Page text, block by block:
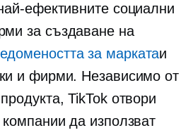
ефективните социални
за създаване на
за маркатаи
и фирми. Независимо от
TikTok отвори
да използват